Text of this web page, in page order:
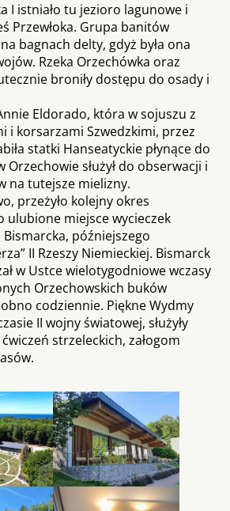
I istniało tu jezioro lagunowe i
Przewłoka. Grupa banitów
bagnach delty, gdyż była ona
Rzeka Orzechówka oraz
broniły dostępu do osady i
Eldorado, która w sojuszu z
i korsarzami Szwedzkimi, przez
statki Hanseatyckie płynące do
Orzechowie służył do obserwacji i
na tutejsze mielizny.
przeżyło kolejny okres
ulubione miejsce wycieczek
późniejszego
II Rzeszy Niemieckiej. Bismarck
w Ustce wielotygodniowe wczasy
Orzechowskich buków
codziennie. Piękne Wydmy
II wojny światowej, służyły
strzeleckich, załogom